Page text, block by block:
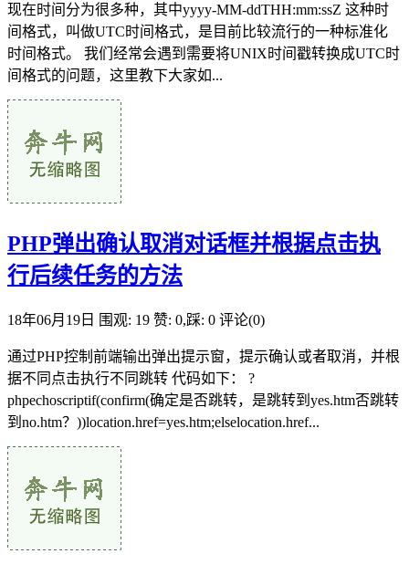
现在时间分为很多种，其中yyyy-MM-ddTHH:mm:ssZ 这种时
间格式，叫做UTC时间格式，是目前比较流行的一种标准化
时间格式。 我们经常会遇到需要将UNIX时间戳转换成UTC时
间格式的问题，这里教下大家如...
PHP弹出确认取消对话框并根据点击执
行后续任务的方法
18年06月19日 围观: 19 赞: 0,踩: 0 评论(0)
通过PHP控制前端输出弹出提示窗，提示确认或者取消，并根
据不同点击执行不同跳转 代码如下： ?
phpechoscriptif(confirm(确定是否跳转，是跳转到yes.htm否跳转
到no.htm？))location.href=yes.htm;elselocation.href...